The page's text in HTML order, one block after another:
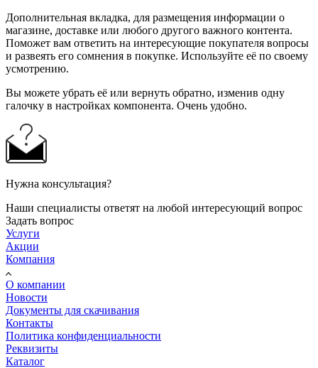
Дополнительная вкладка, для размещения информации о
магазине, доставке или любого другого важного контента.
Поможет вам ответить на интересующие покупателя вопросы
и развеять его сомнения в покупке. Используйте её по своему
усмотрению.
Вы можете убрать её или вернуть обратно, изменив одну
галочку в настройках компонента. Очень удобно.
Нужна консультация?
Наши специалисты ответят на любой интересующий вопрос
Задать вопрос
Услуги
Акции
Компания
О компании
Новости
Документы для скачивания
Контакты
Политика конфиденциальности
Реквизиты
Каталог